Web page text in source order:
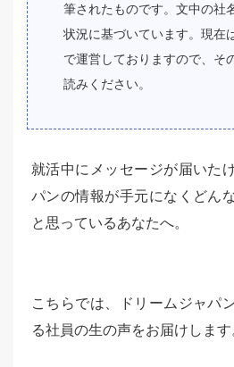
筆されたものです。文中の社
状況に基づいています。現在
で運営しておりますので、そ
読みください。
就活中にメッセージが届いた
パンの情報が手元になくどん
と思っているあなたへ。
こちらでは、ドリームジャパ
る社員の生の声をお届けします